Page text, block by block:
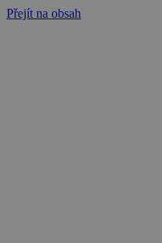
Přejít na obsah